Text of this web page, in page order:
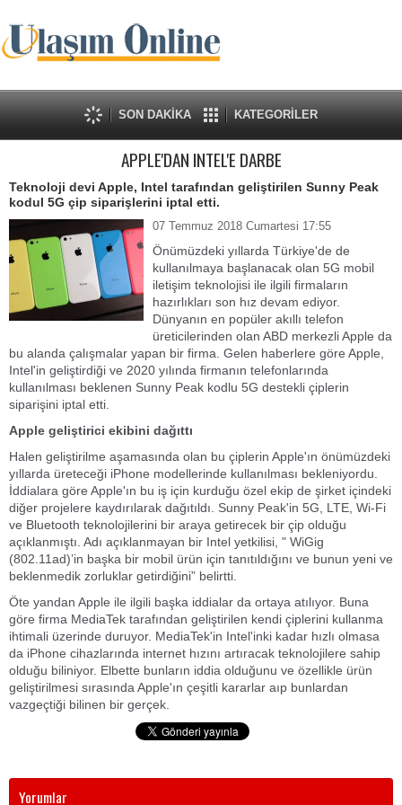
SON DAKİKA KATEGORİLER
APPLE'DAN INTEL'E DARBE
Teknoloji devi Apple, Intel tarafından geliştirilen Sunny Peak
kodul 5G çip siparişlerini iptal etti.
07 Temmuz 2018 Cumartesi 17:55
Önümüzdeki yıllarda Türkiye'de de
kullanılmaya başlanacak olan 5G mobil
iletişim teknolojisi ile ilgili firmaların
hazırlıkları son hız devam ediyor.
Dünyanın en popüler akıllı telefon
üreticilerinden olan ABD merkezli Apple da
bu alanda çalışmalar yapan bir firma. Gelen haberlere göre Apple,
Intel'in geliştirdiği ve 2020 yılında firmanın telefonlarında
kullanılması beklenen Sunny Peak kodlu 5G destekli çiplerin
siparişini iptal etti.
Apple geliştirici ekibini dağıttı
Halen geliştirilme aşamasında olan bu çiplerin Apple'ın önümüzdeki
yıllarda üreteceği iPhone modellerinde kullanılması bekleniyordu.
İddialara göre Apple'ın bu iş için kurduğu özel ekip de şirket içindeki
diğer projelere kaydırılarak dağıtıldı. Sunny Peak'in 5G, LTE, Wi-Fi
ve Bluetooth teknolojilerini bir araya getirecek bir çip olduğu
açıklanmıştı. Adı açıklanmayan bir Intel yetkilisi, " WiGig
(802.11ad)’in başka bir mobil ürün için tanıtıldığını ve bunun yeni ve
beklenmedik zorluklar getirdiğini” belirtti.
Öte yandan Apple ile ilgili başka iddialar da ortaya atılıyor. Buna
göre firma MediaTek tarafından geliştirilen kendi çiplerini kullanma
ihtimali üzerinde duruyor. MediaTek'in Intel'inki kadar hızlı olmasa
da iPhone cihazlarında internet hızını artıracak teknolojilere sahip
olduğu biliniyor. Elbette bunların iddia olduğunu ve özellikle ürün
geliştirilmesi sırasında Apple'ın çeşitli kararlar aıp bunlardan
vazgeçtiği bilinen bir gerçek.
Yorumlar